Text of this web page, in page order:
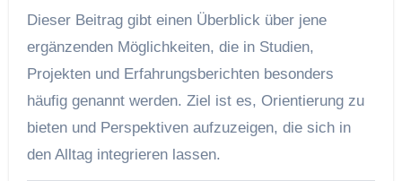
Dieser Beitrag gibt einen Überblick über jene
ergänzenden Möglichkeiten, die in Studien,
Projekten und Erfahrungsberichten besonders
häufig genannt werden. Ziel ist es, Orientierung zu
bieten und Perspektiven aufzuzeigen, die sich in
den Alltag integrieren lassen.